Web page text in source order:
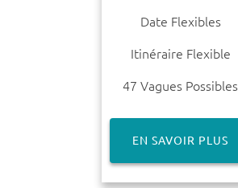
Date Flexibles
Itinéraire Flexible
47 Vagues Possibles
EN SAVOIR PLUS